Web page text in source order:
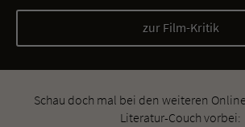
zur Film-Kritik
Schau doch mal bei den weiteren
Literatur-Couch vorbei: